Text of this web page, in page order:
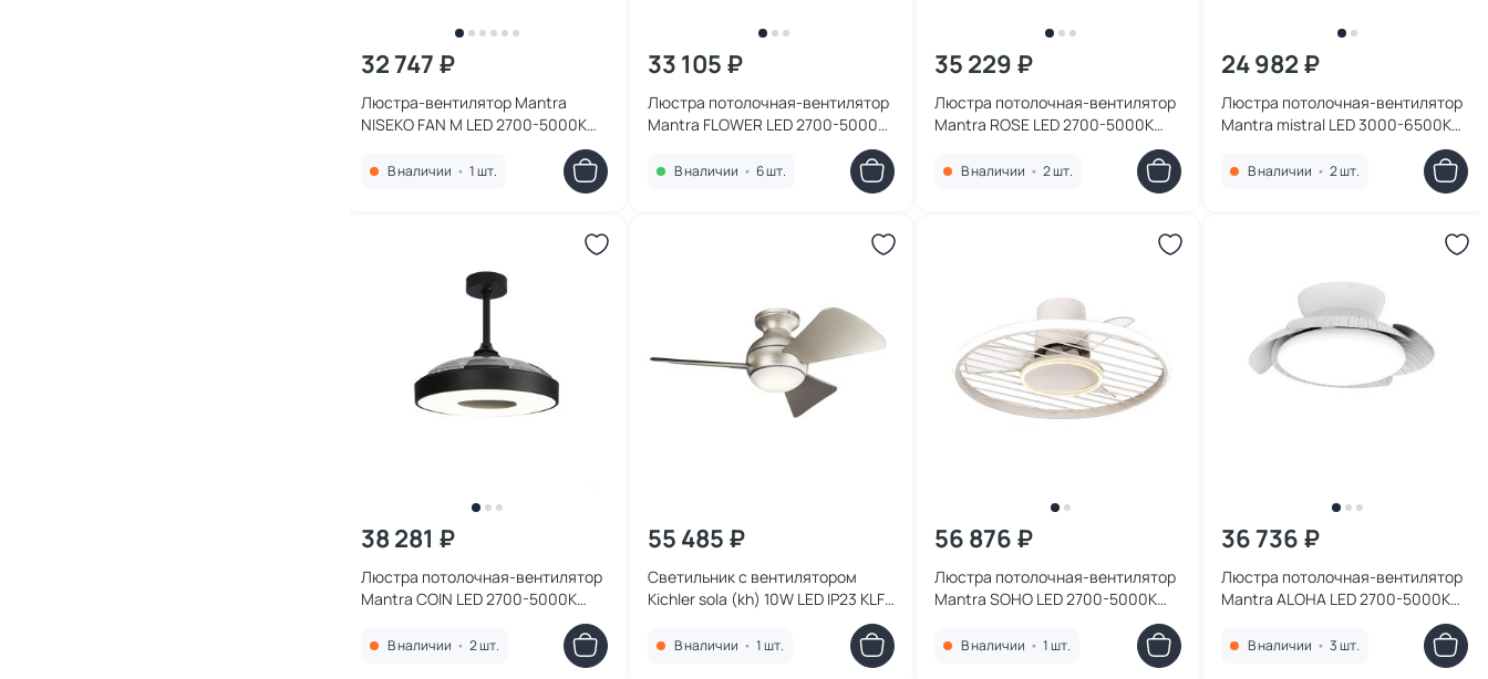
32 747 ₽
Люстра-вентилятор Mantra
NISEKO FAN M LED 2700-5000К
В наличии • 1 шт.
33 105 ₽
Люстра потолочная-вентилятор
Mantra FLOWER LED 2700-5000К
(теплый,белый,холодный) 8703
В наличии • 6 шт.
35 229 ₽
Люстра потолочная-вентилятор
Mantra ROSE LED 2700-5000К
(теплый,белый,холодный) 8707
В наличии • 2 шт.
24 982 ₽
Люстра потолочная-вентилятор
Mantra mistral LED 3000-6500К
(теплый,белый,холодный) 8829
В наличии • 2 шт.
38 281 ₽
Люстра потолочная-вентилятор
Mantra COIN LED 2700-5000К
(теплый,белый,холодный) 60W
8218В наличии • 2 шт.
55 485 ₽
Светильник с вентилятором
Kichler sola (kh) 10W LED IP23 KLF-
В наличии • 1 шт.
56 876 ₽
Люстра потолочная-вентилятор
Mantra SOHO LED 2700-5000К
(теплый,белый,холодный) 8720
В наличии • 1 шт.
36 736 ₽
Люстра потолочная-вентилятор
Mantra ALOHA LED 2700-5000К
(теплый,белый,холодный) 45W
8233В наличии • 3 шт.